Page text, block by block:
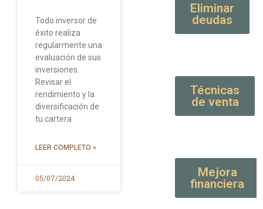
Todo inversor de
éxito realiza
regularmente una
evaluación de sus
inversiones.
Revisar el
rendimiento y la
diversificación de
tu cartera
LEER COMPLETO »
05/07/2024
Eliminar
deudas
Técnicas
de venta
Mejora
financiera